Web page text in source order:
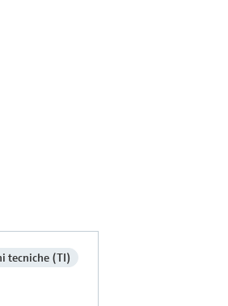
tecniche (TI)